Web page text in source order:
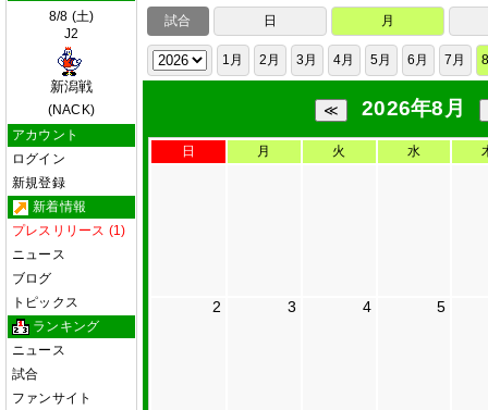
8/8 (土)
J2
新潟戦
(NACK)
アカウント
ログイン
新規登録
新着情報
プレスリリース (1)
ニュース
ブログ
トピックス
ランキング
ニュース
試合
ファンサイト
試合 日 月
1月 2月 3月 4月 5月 6月 7月
2026年8月
日 月 火 水
2 3 4 5